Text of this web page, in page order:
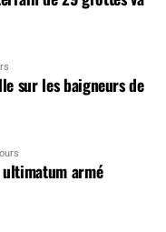
sur les baigneurs de
ultimatum armé